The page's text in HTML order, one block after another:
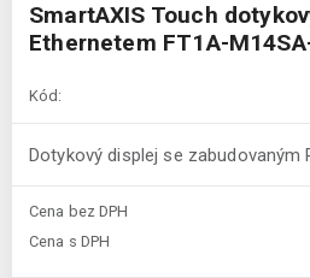
SmartAXIS Touch
Ethernetem FT1A-
Kód:
Dotykový displej se zabudovaným
Cena bez DPH
Cena s DPH